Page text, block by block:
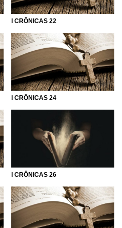
I CRÔNICAS 22
I CRÔNICAS 24
I CRÔNICAS 26